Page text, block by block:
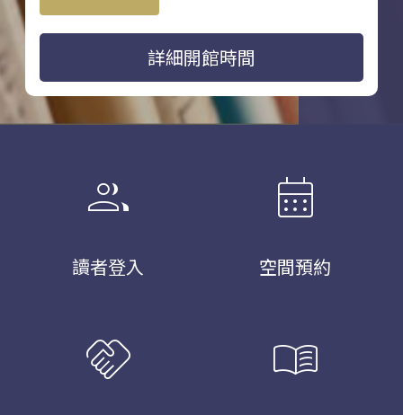
詳細開館時間
group
讀者登入
calendar_month
空間預約
handshake menu_book